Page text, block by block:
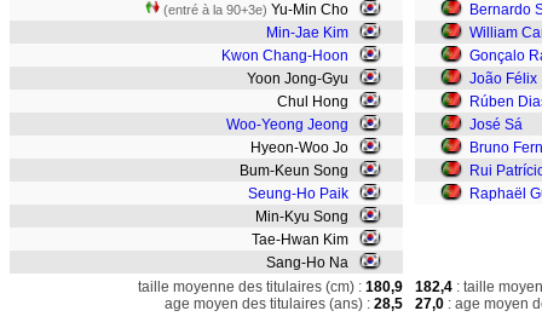
(entré à la 90+3e) Yu-Min Cho
Min-Jae Kim
Kwon Chang-Hoon
Yoon Jong-Gyu
Chul Hong
Woo-Yeong Jeong
Hyeon-Woo Jo
Bum-Keun Song
Seung-Ho Paik
Min-Kyu Song
Tae-Hwan Kim
Sang-Ho Na
Bernardo
William
Gonçalo
João Félix
Rúben
José Sá
Bruno
Rui
Raphaël
taille moyenne des titulaires (cm) : 180,9
age moyen des titulaires (ans) : 28,5
182,4 : taille
27,0 : age moyen